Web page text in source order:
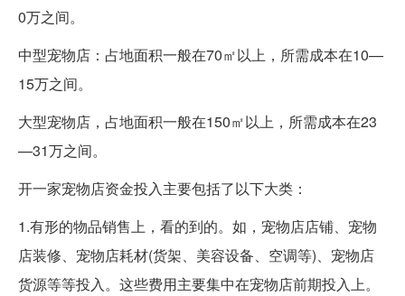
0万之间。
中型宠物店：占地面积一般在70㎡以上，所需成本在10—
15万之间。
大型宠物店，占地面积一般在150㎡以上，所需成本在23
—31万之间。
开一家宠物店资金投入主要包括了以下大类：
1.有形的物品销售上，看的到的。如，宠物店店铺、宠物
店装修、宠物店耗材(货架、美容设备、空调等)、宠物店
货源等等投入。这些费用主要集中在宠物店前期投入上。